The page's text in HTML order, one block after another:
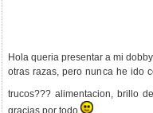
Hola queria presentar a mi
otras razas, pero nunca he ido
trucos??? alimentacion, brillo